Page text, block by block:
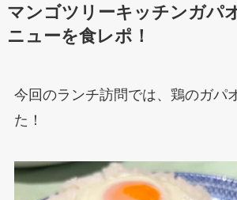
マンゴツリーキッチンガパ
ニューを食レポ！
今回のランチ訪問では、鶏のガパ
た！